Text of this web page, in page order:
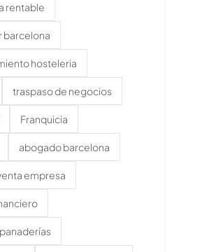
rentable
barcelona
hosteleria
traspaso de negocios
Franquicia
abogado barcelona
empresa